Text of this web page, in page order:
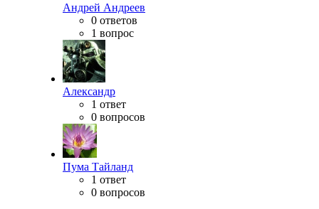
Андрей Андреев
0 ответов
1 вопрос
Александр
1 ответ
0 вопросов
Пума Тайланд
1 ответ
0 вопросов